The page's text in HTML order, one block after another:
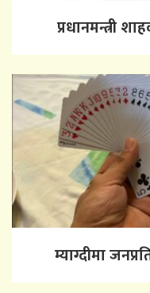
प्रधानमन्त्री
म्याग्दीमा